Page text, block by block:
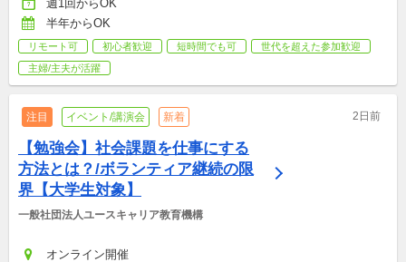
週1回からOK
半年からOK
リモート可 初心者歓迎 短時間でも可
世代を超えた参加歓迎
主婦/主夫が活躍
注目 イベント/講演会 新着 2日前
【勉強会】社会課題を仕事にする
方法とは？/ボランティア継続の限
界【大学生対象】
一般社団法人ユースキャリア教育機構
オンライン開催